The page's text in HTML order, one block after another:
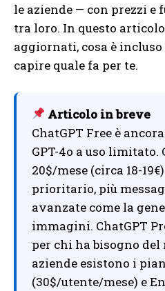
le aziende — con prezzi
tra loro. In questo
aggiornati, cosa è
capire quale fa per te.
Articolo in breve
ChatGPT Free è
GPT-4o a uso limitato.
20$/mese (circa 18-
prioritario, più
avanzate come la
immagini. ChatGPT
per chi ha bisogno del
aziende esistono i
(30$/utente/mese) e